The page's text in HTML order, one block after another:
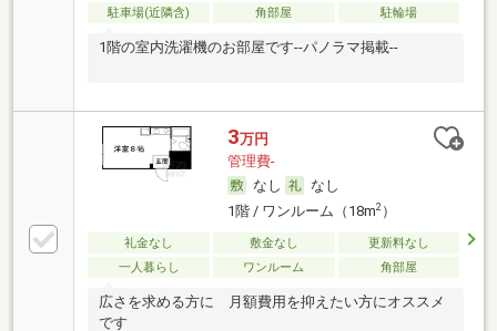
駐車場(近隣含) 角部屋 駐輪場
1階の室内洗濯機のお部屋です--パノラマ掲載--
3万円
管理費-
なし
なし
1階 / ワンルーム（18m2）
礼金なし 敷金なし
更新料なし
一人暮らし
ワンルーム 角部屋
広さを求める方に 月額費用を抑えたい方にオススメ
です